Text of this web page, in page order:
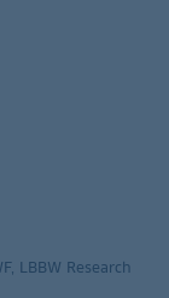
LBBW Research